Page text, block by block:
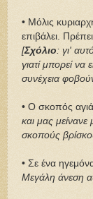
• Μόλις
επιβάλει.
[Σχόλιο: γι'
γιατί μπορεί να
συνέχεια
• Ο σκοπός
και μας
σκοπούς
• Σε ένα
Μεγάλη άνεση